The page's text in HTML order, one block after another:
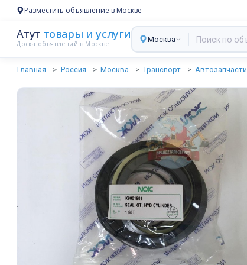
Разместить объявление в Москве
Атут товары и услуги
Доска объявлений в Москве
Москва
Главная Россия Москва Транспорт Автозапчасти